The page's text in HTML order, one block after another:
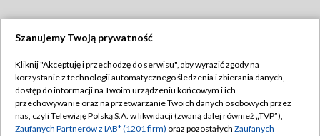
TVP
Abonament TVP
Emisja w TVP
Regulamin TVP
Polityka prywatności
Szanujemy Twoją prywatność
Kliknij "Akceptuję i przechodzę do serwisu", aby wyrazić zgody na
korzystanie z technologii automatycznego śledzenia i zbierania danych,
dostęp do informacji na Twoim urządzeniu końcowym i ich
przechowywanie oraz na przetwarzanie Twoich danych osobowych przez
nas, czyli Telewizję Polską S.A. w likwidacji (zwaną dalej również „TVP”),
Zaufanych Partnerów z IAB* (1201 firm) oraz pozostałych Zaufanych